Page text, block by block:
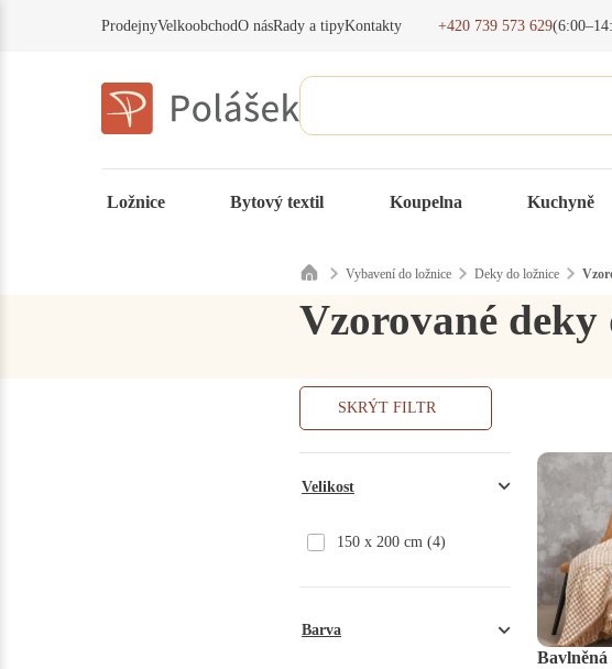
ProdejnyVelkoobchodO násRady a tipyKontakty +420 739 573 629
Ložnice Bytový textil Koupelna Kuchyně
Vybavení do ložnice Deky do ložnice
Vzorované deky
SKRÝT FILTR
Velikost
150 x 200 cm (4)
Barva
Bavlněná